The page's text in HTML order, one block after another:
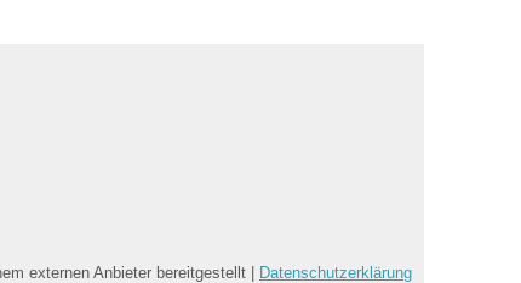
externen Anbieter bereitgestellt | Datenschutzerklärung